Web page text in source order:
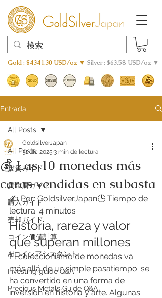
Gold : $4341.30 USD/oz ▼ Silver : $63.58 USD/oz ▼
Entrada
All Posts
投資ガイド
貴金属ガイド
購入ガイド
売却ガイド
​コイン価値計算
AIコインアシスタント
Investing guide Q&A
Precious Metals Guide Q&A
All Posts
💰 Las 10 monedas más
caras vendidas en subasta
GoldsilverJapan
31 dic 2025 3 min de lectura
✍️ Por: GoldsilverJapan🕒 Tiempo de
lectura: 4 minutos
Historia, rareza y valor
que superan millones
El coleccionismo de monedas va
más allá de un simple pasatiempo: se
ha convertido en una forma de
inversión en historia y arte. Algunas